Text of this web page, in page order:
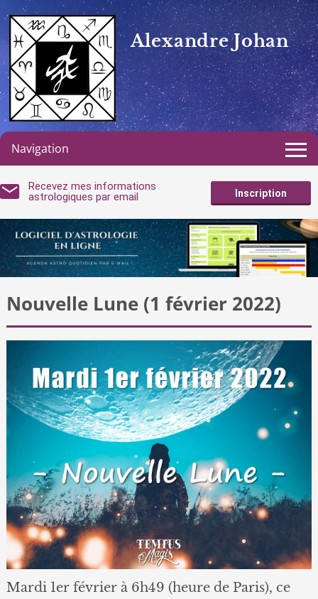
Alexandre Johan
Navigation
Recevez mes informations
astrologiques par email
Inscription
Nouvelle Lune (1 février 2022)
Mardi 1er février à 6h49 (heure de Paris), ce